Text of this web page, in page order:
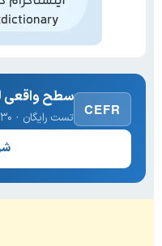
CEFR
سطح واقعی
تست رایگان · ۳۰ سوال · نتیجه فوری